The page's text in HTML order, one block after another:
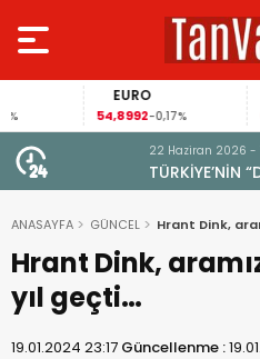
54,8992-0,17%
22 Haziran 2026 - 19:08
TÜRKİYE’NİN
ANASAYFA GÜNCEL Hrant Dink,
Hrant Dink,
yıl geçti…
19.01.2024 23:17 Güncellenme :